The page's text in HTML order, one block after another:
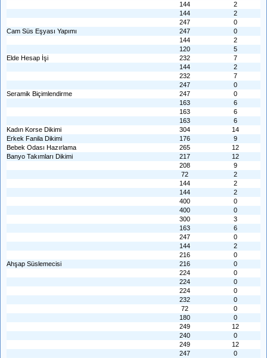
144
2
144
2
247
0
Cam Süs Eşyası Yapımı
247
0
144
2
120
5
Elde Hesap İşi
232
7
144
2
232
7
247
0
Seramik Biçimlendirme
247
0
163
6
163
6
163
6
Kadın Korse Dikimi
304
14
Erkek Fanila Dikimi
176
9
Bebek Odası Hazırlama
265
12
Banyo Takımları Dikimi
217
12
208
9
72
2
144
2
144
2
400
0
400
0
300
3
163
6
247
0
144
2
216
0
Ahşap Süslemecisi
216
0
224
0
224
0
224
0
232
0
72
0
180
0
249
12
240
0
249
12
247
0